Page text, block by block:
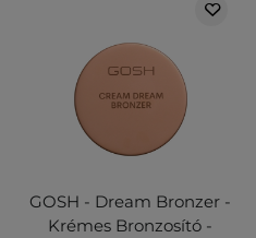
GOSH - Dream Bronzer -
Krémes Bronzosító -